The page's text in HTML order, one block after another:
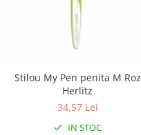
Stilou My Pen penita M Roz
Herlitz
34,57 Lei
IN STOC